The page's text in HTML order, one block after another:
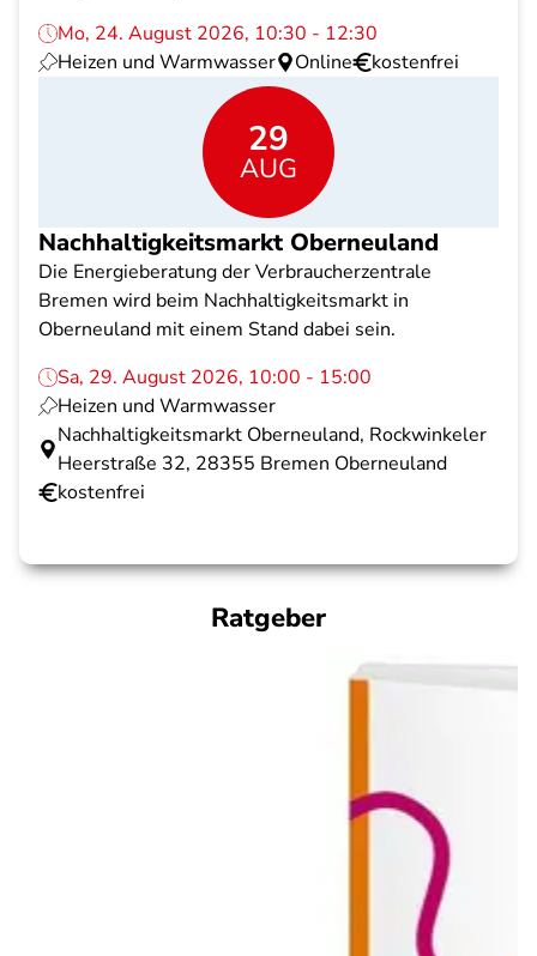
Mo, 24. August 2026, 10:30 - 12:30
Heizen und Warmwasser
Online kostenfrei
29
AUG
Nachhaltigkeitsmarkt Oberneuland
Die Energieberatung der Verbraucherzentrale
Bremen wird beim Nachhaltigkeitsmarkt in
Oberneuland mit einem Stand dabei sein.
Sa, 29. August 2026, 10:00 - 15:00
Heizen und Warmwasser
Nachhaltigkeitsmarkt Oberneuland, Rockwinkeler
Heerstraße 32, 28355 Bremen Oberneuland
kostenfrei
Ratgeber